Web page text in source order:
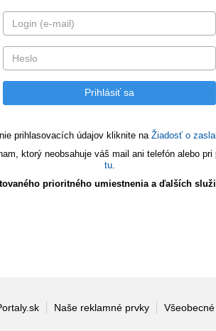
prihlasovacích údajov kliknite na Žiadosť o
ktorý neobsahuje váš mail ani telefón alebo
tu.
prioritného umiestnenia a ďalších
Naše reklamné prvky